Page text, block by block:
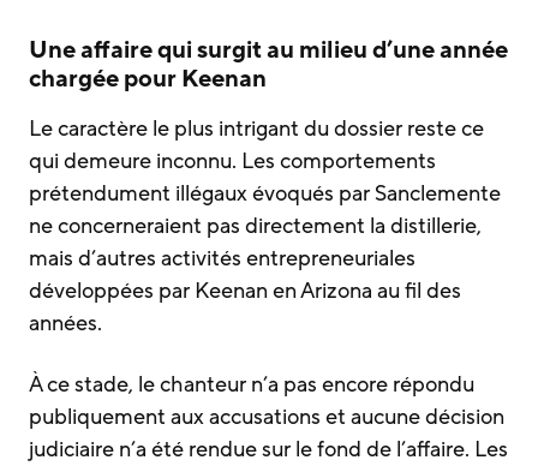
Une affaire qui surgit au milieu d’une année
chargée pour Keenan
Le caractère le plus intrigant du dossier reste ce
qui demeure inconnu. Les comportements
prétendument illégaux évoqués par Sanclemente
ne concerneraient pas directement la distillerie,
mais d’autres activités entrepreneuriales
développées par Keenan en Arizona au fil des
années.
À ce stade, le chanteur n’a pas encore répondu
publiquement aux accusations et aucune décision
judiciaire n’a été rendue sur le fond de l’affaire. Les